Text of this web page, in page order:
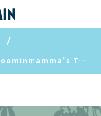
ゴールドの縁がアクセント☆Moominmamma's Treat柄の食器が登場！